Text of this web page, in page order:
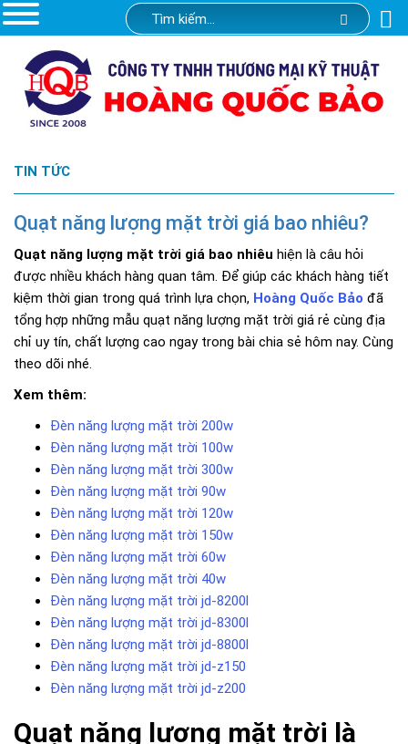
TIN TỨC
Quạt năng lượng mặt trời giá bao nhiêu?
Quạt năng lượng mặt trời giá bao nhiêu hiện là câu hỏi
được nhiều khách hàng quan tâm. Để giúp các khách hàng tiết
kiệm thời gian trong quá trình lựa chọn, Hoàng Quốc Bảo đã
tổng hợp những mẫu quạt năng lượng mặt trời giá rẻ cùng địa
chỉ uy tín, chất lượng cao ngay trong bài chia sẻ hôm nay. Cùng
theo dõi nhé.
Xem thêm:
Đèn năng lượng mặt trời 200w
Đèn năng lượng mặt trời 100w
Đèn năng lượng mặt trời 300w
Đèn năng lượng mặt trời 90w
Đèn năng lượng mặt trời 120w
Đèn năng lượng mặt trời 150w
Đèn năng lượng mặt trời 60w
Đèn năng lượng mặt trời 40w
Đèn năng lượng mặt trời jd-8200l
Đèn năng lượng mặt trời jd-8300l
Đèn năng lượng mặt trời jd-8800l
Đèn năng lượng mặt trời jd-z150
Đèn năng lượng mặt trời jd-z200
Quạt năng lượng mặt trời là